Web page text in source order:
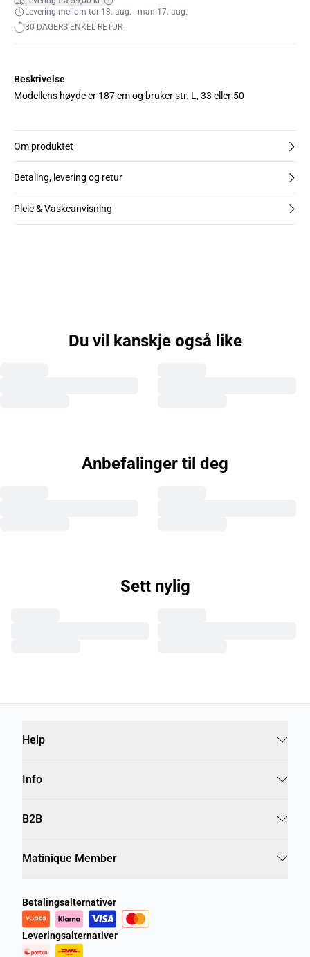
Levering mellom tor 13. aug. - man 17. aug.
30 DAGERS ENKEL RETUR
Beskrivelse
Modellens høyde er 187 cm og bruker str. L, 33 eller 50
Om produktet
Betaling, levering og retur
Pleie & Vaskeanvisning
Du vil kanskje også like
Anbefalinger til deg
Sett nylig
Help
Info
B2B
Matinique Member
Betalingsalternativer
Leveringsalternativer